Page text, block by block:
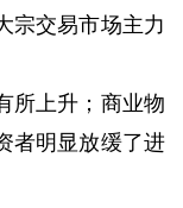
宗交易市场主力
所上升；商业物
者明显放缓了进